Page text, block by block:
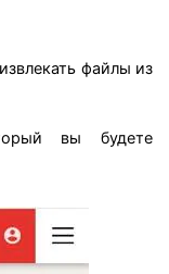
файлы из
вы будете